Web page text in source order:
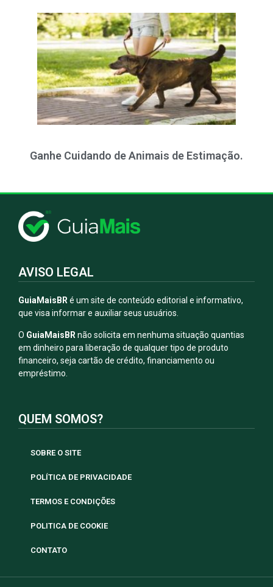
Ganhe Cuidando de Animais de Estimação.
AVISO LEGAL
GuiaMaisBRé um site de conteúdo editorial e informativo,
que visa informar e auxiliar seus usuários.
O GuiaMaisBR não solicita em nenhuma situação quantias
em dinheiro para liberação de qualquer tipo de produto
financeiro, seja cartão de crédito, financiamento ou
empréstimo.
QUEM SOMOS?
SOBRE O SITE
POLÍTICA DE PRIVACIDADE
TERMOS E CONDIÇÕES
POLITICA DE COOKIE
CONTATO